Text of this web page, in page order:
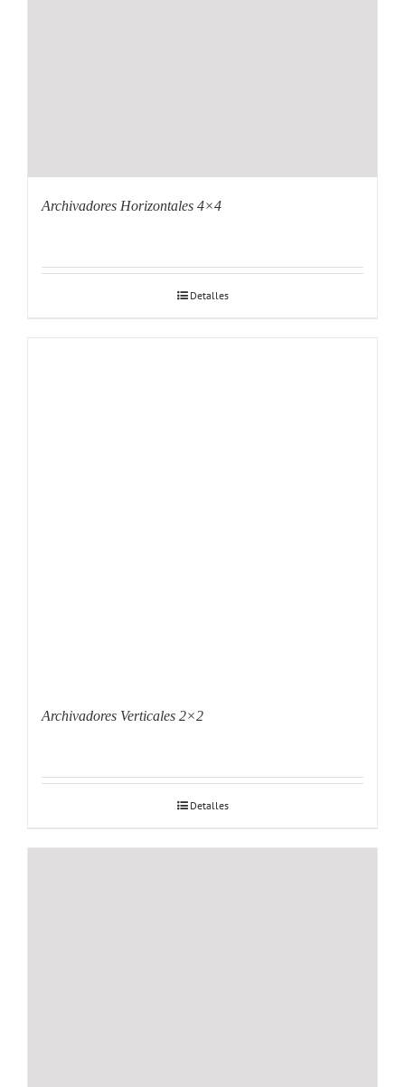
Archivadores Horizontales 4×4
Detalles
Archivadores Verticales 2×2
Detalles